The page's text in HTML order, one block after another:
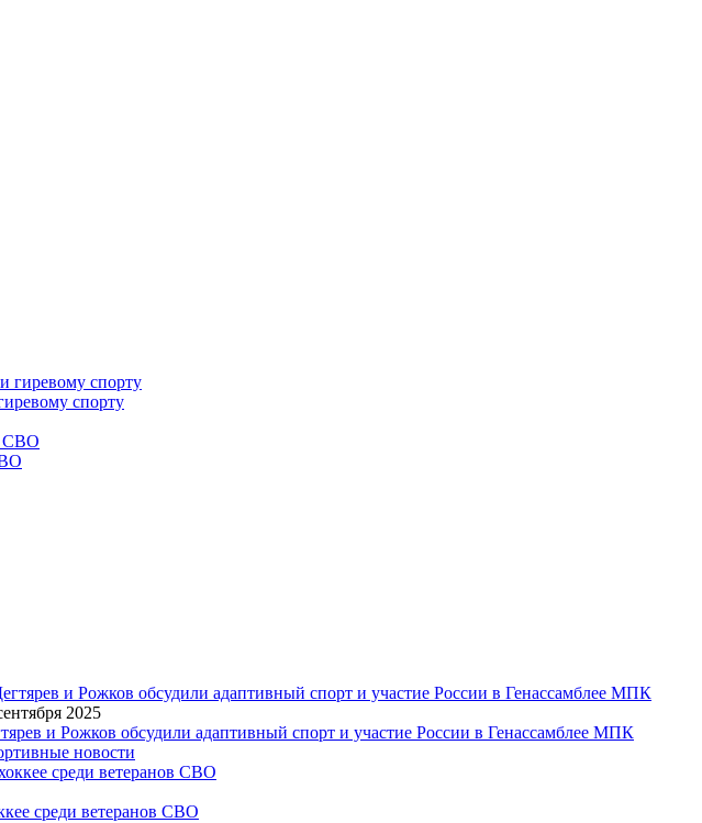
спорту
2025
и Рожков обсудили адаптивный спорт и участие России в Генассамблее МПК
новости
среди ветеранов СВО